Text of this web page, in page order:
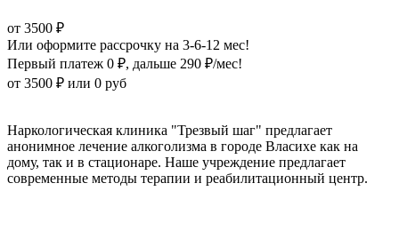
от 3500 ₽
Или оформите рассрочку на 3-6-12 мес!
Первый платеж 0 ₽, дальше 290 ₽/мес!
от 3500 ₽ или 0 руб
Наркологическая клиника "Трезвый шаг" предлагает
анонимное лечение алкоголизма в городе Власихе как на
дому, так и в стационаре. Наше учреждение предлагает
современные методы терапии и реабилитационный центр.